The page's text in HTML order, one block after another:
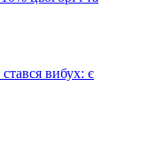
вибух: є